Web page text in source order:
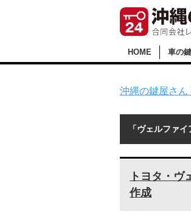
HOME 車の鍵
沖縄の鍵屋さん
「ヴェルファ
トヨタ・
作成